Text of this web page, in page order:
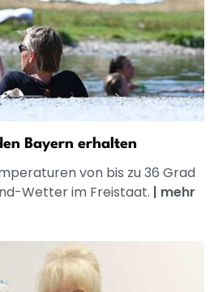
Bayern erhalten
von bis zu 36 Grad
Wetter im Freistaat. | mehr